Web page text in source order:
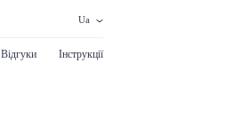
Ua
Відгуки Інструкції